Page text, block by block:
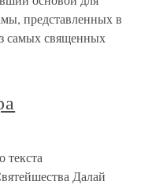
представленных в
самых священных
текста
Далай